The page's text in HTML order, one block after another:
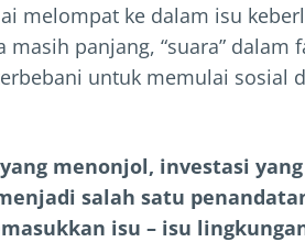
melompat ke dalam isu
panjang, “suara”
untuk memulai sosial
menonjol, investasi
salah satu
isu – isu